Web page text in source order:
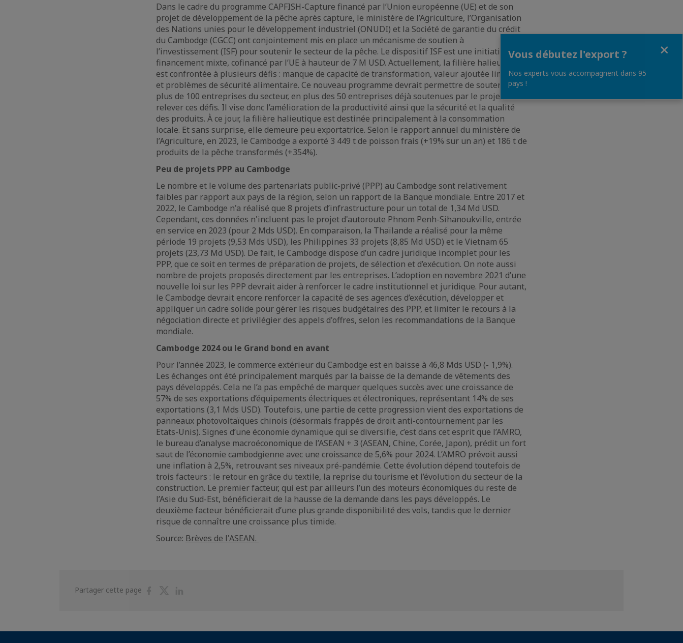
Dans le cadre du programme CAPFISH-Capture financé par l’Union européenne (UE) et de son
projet de développement de la pêche après capture, le ministère de l’Agriculture, l’Organisation
des Nations unies pour le développement industriel (ONUDI) et la Société de garantie du crédit
du Cambodge (CGCC) ont conjointement mis en place un mécanisme de soutien à
l’investissement (ISF) pour soutenir le secteur de la pêche. Le dispositif ISF est une initiative de
financement mixte, cofinancé par l’UE à hauteur de 7 M USD. Actuellement, la filière halieutique
est confrontée à plusieurs défis : manque de capacité de transformation, valeur ajoutée limitée
et problèmes de sécurité alimentaire. Ce nouveau programme devrait permettre de soutenir
plus de 100 entreprises du secteur, en plus des 50 entreprises déjà soutenues par le projet, à
relever ces défis. Il vise donc l’amélioration de la productivité ainsi que la sécurité et la qualité
des produits. À ce jour, la filière halieutique est destinée principalement à la consommation
locale. Et sans surprise, elle demeure peu exportatrice. Selon le rapport annuel du ministère de
l’Agriculture, en 2023, le Cambodge a exporté 3 449 t de poisson frais (+19% sur un an) et 186 t de
produits de la pêche transformés (+354%).
Peu de projets PPP au Cambodge
Le nombre et le volume des partenariats public-privé (PPP) au Cambodge sont relativement
faibles par rapport aux pays de la région, selon un rapport de la Banque mondiale. Entre 2017 et
2022, le Cambodge n'a réalisé que 8 projets d’infrastructure pour un total de 1,34 Md USD.
Cependant, ces données n'incluent pas le projet d'autoroute Phnom Penh-Sihanoukville, entrée
en service en 2023 (pour 2 Mds USD). En comparaison, la Thaïlande a réalisé pour la même
période 19 projets (9,53 Mds USD), les Philippines 33 projets (8,85 Md USD) et le Vietnam 65
projets (23,73 Md USD). De fait, le Cambodge dispose d’un cadre juridique incomplet pour les
PPP, que ce soit en termes de préparation de projets, de sélection et d’exécution. On note aussi
nombre de projets proposés directement par les entreprises. L’adoption en novembre 2021 d’une
nouvelle loi sur les PPP devrait aider à renforcer le cadre institutionnel et juridique. Pour autant,
le Cambodge devrait encore renforcer la capacité de ses agences d’exécution, développer et
appliquer un cadre solide pour gérer les risques budgétaires des PPP, et limiter le recours à la
négociation directe et privilégier des appels d'offres, selon les recommandations de la Banque
mondiale.
Cambodge 2024 ou le Grand bond en avant
Pour l’année 2023, le commerce extérieur du Cambodge est en baisse à 46,8 Mds USD (- 1,9%).
Les échanges ont été principalement marqués par la baisse de la demande de vêtements des
pays développés. Cela ne l’a pas empêché de marquer quelques succès avec une croissance de
57% de ses exportations d’équipements électriques et électroniques, représentant 14% de ses
exportations (3,1 Mds USD). Toutefois, une partie de cette progression vient des exportations de
panneaux photovoltaïques chinois (désormais frappés de droit anti-contournement par les
Etats-Unis). Signes d’une économie dynamique qui se diversifie, c’est dans cet esprit que l’AMRO,
le bureau d’analyse macroéconomique de l’ASEAN + 3 (ASEAN, Chine, Corée, Japon), prédit un fort
saut de l’économie cambodgienne avec une croissance de 5,6% pour 2024. L’AMRO prévoit aussi
une inflation à 2,5%, retrouvant ses niveaux pré-pandémie. Cette évolution dépend toutefois de
trois facteurs : le retour en grâce du textile, la reprise du tourisme et l’évolution du secteur de la
construction. Le premier facteur, qui est par ailleurs l’un des moteurs économiques du reste de
l’Asie du Sud-Est, bénéficierait de la hausse de la demande dans les pays développés. Le
deuxième facteur bénéficierait d’une plus grande disponibilité des vols, tandis que le dernier
risque de connaître une croissance plus timide.
Source: Brèves de l'ASEAN.
Partager cette page
PartagerPartager
Vous débutez l'export ?
Nos experts vous accompagnent dans 95
pays !